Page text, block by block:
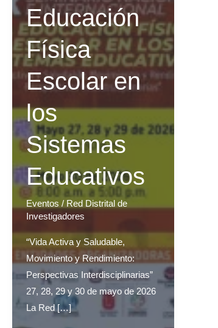
Educación
Física
Escolar en
los
Sistemas
Educativos
Eventos / Red Distrital de
Investigadores
“Vida Activa y Saludable,
Movimiento y Rendimiento:
Perspectivas Interdisciplinarias”
27, 28, 29 y 30 de mayo de 2026
La Red […]